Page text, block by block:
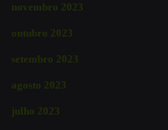
novembro 2023
outubro 2023
setembro 2023
agosto 2023
julho 2023